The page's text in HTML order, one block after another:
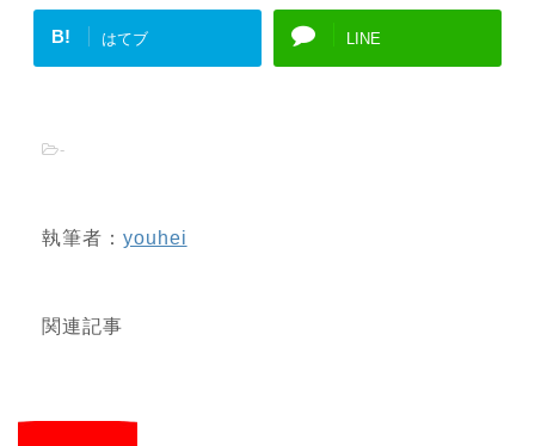
B! はてブ LINE
-
執筆者： youhei
関連記事